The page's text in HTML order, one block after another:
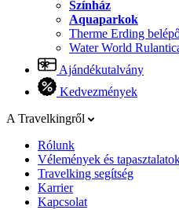
Színház
Aquaparkok
Therme Erding
Water World
Ajándékutalvány
Kedvezmények
A Travelkingről
Rólunk
Vélemények és
Travelking segítség
Karrier
Kapcsolat